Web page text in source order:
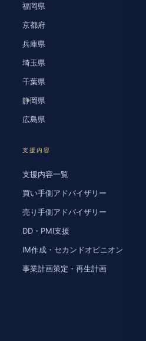
福岡県
京都府
兵庫県
埼玉県
千葉県
静岡県
広島県
支援内容
支援内容一覧
買い手側アドバイザリー
売り手側アドバイザリー
DD・PMI支援
IM作成・セカンドオピニオン
事業計画策定・再生計画